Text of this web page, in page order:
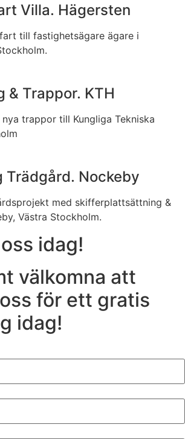
Villa. Hägersten
till fastighetsägare ägare i
& Trappor. KTH
trappor till Kungliga Tekniska
Trädgård. Nockeby
med skifferplattsättning &
Västra Stockholm.
idag!
välkomna att
för ett gratis
idag!